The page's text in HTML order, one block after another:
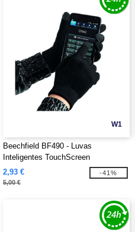
W1
Beechfield BF490 - Luvas
Inteligentes TouchScreen
2,93 €
5,00 €
-41%